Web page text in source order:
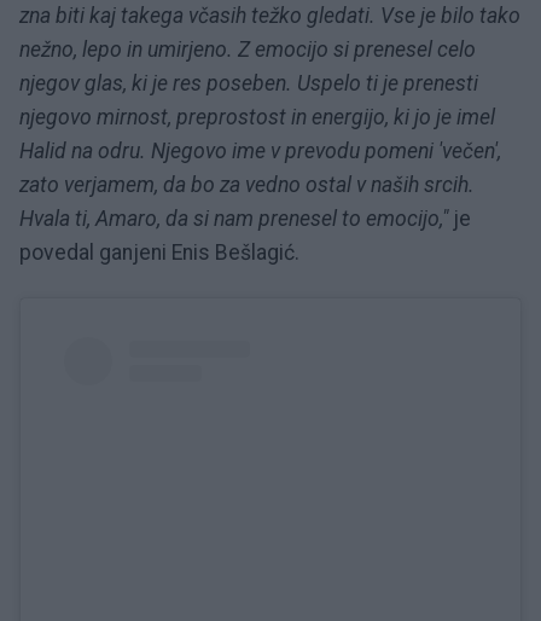
zna biti kaj takega včasih težko gledati. Vse je bilo tako
nežno, lepo in umirjeno. Z emocijo si prenesel celo
njegov glas, ki je res poseben. Uspelo ti je prenesti
njegovo mirnost, preprostost in energijo, ki jo je imel
Halid na odru. Njegovo ime v prevodu pomeni 'večen',
zato verjamem, da bo za vedno ostal v naših srcih.
Hvala ti, Amaro, da si nam prenesel to emocijo," je
povedal ganjeni Enis Bešlagić.